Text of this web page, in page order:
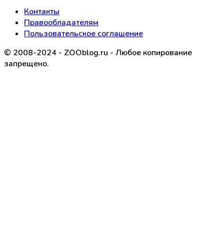
Контакты
Правообладателям
Пользовательское соглашение
© 2008-2024 - ZOOblog.ru - Любое копирование
запрещено.